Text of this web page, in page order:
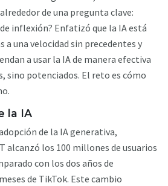
de una pregunta clave:
inflexión? Enfatizó que la IA está
una velocidad sin precedentes y
a usar la IA de manera efectiva
sino potenciados. El reto es cómo
la IA
de la IA generativa,
alcanzó los 100 millones de usuarios
con los dos años de
de TikTok. Este cambio